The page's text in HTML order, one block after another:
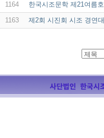
1164 한국시조문학 제21여름
1163 제2회 시진회 시조 경연